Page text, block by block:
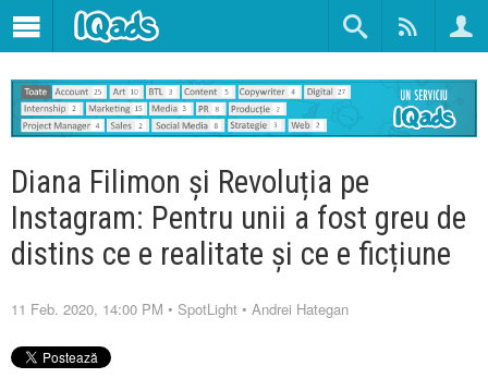
Diana Filimon și Revoluția pe
Instagram: Pentru unii a fost greu de
distins ce e realitate și ce e ficțiune
11 Feb. 2020, 14:00 PM • SpotLight • Andrei Hategan